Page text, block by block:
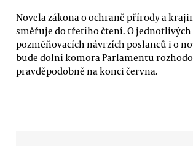
Novela zákona o ochraně přírody a
směřuje do třetího čtení. O jednotlivých
pozměňovacích návrzích poslanců i o
bude dolní komora Parlamentu
pravděpodobně na konci června.